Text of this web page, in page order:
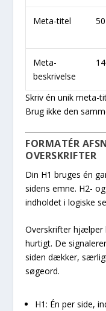
Meta-titel
Meta-
beskrivelse
Skriv én unik meta-
Brug ikke den
FORMATÉR
OVERSKRIFTER
Din H1 bruges én
sidens emne. H2-
indholdet i logiske
Overskrifter hjælper
hurtigt. De
siden dækker,
søgeord.
H1: Én per side,